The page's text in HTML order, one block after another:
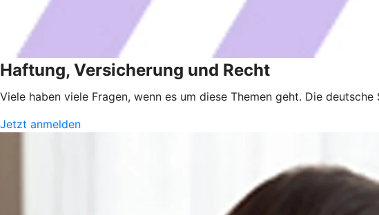
Haftung, Versicherung und Recht
Viele haben viele Fragen, wenn es um diese Themen geht. Die
Jetzt anmelden